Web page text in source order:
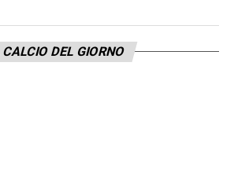
volontà del giocatore di
italiano.
CALCIO DEL GIORNO